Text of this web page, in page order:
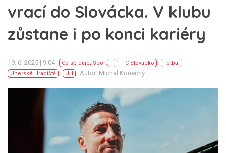
vrací do Slovácka. V klubu
zůstane i po konci kariéry
19. 6. 2025 | 9:04 Co se děje, Sport 1. FC Slovácko
Fotbal
Uherské Hradiště
UH Autor: Michal Konečný